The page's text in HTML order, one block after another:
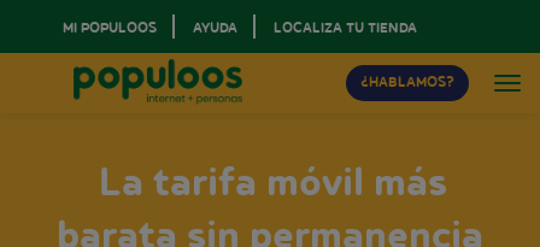
MI POPULOOS AYUDA LOCALIZA TU TIENDA
¿HABLAMOS?
La tarifa móvil más
barata sin permanencia